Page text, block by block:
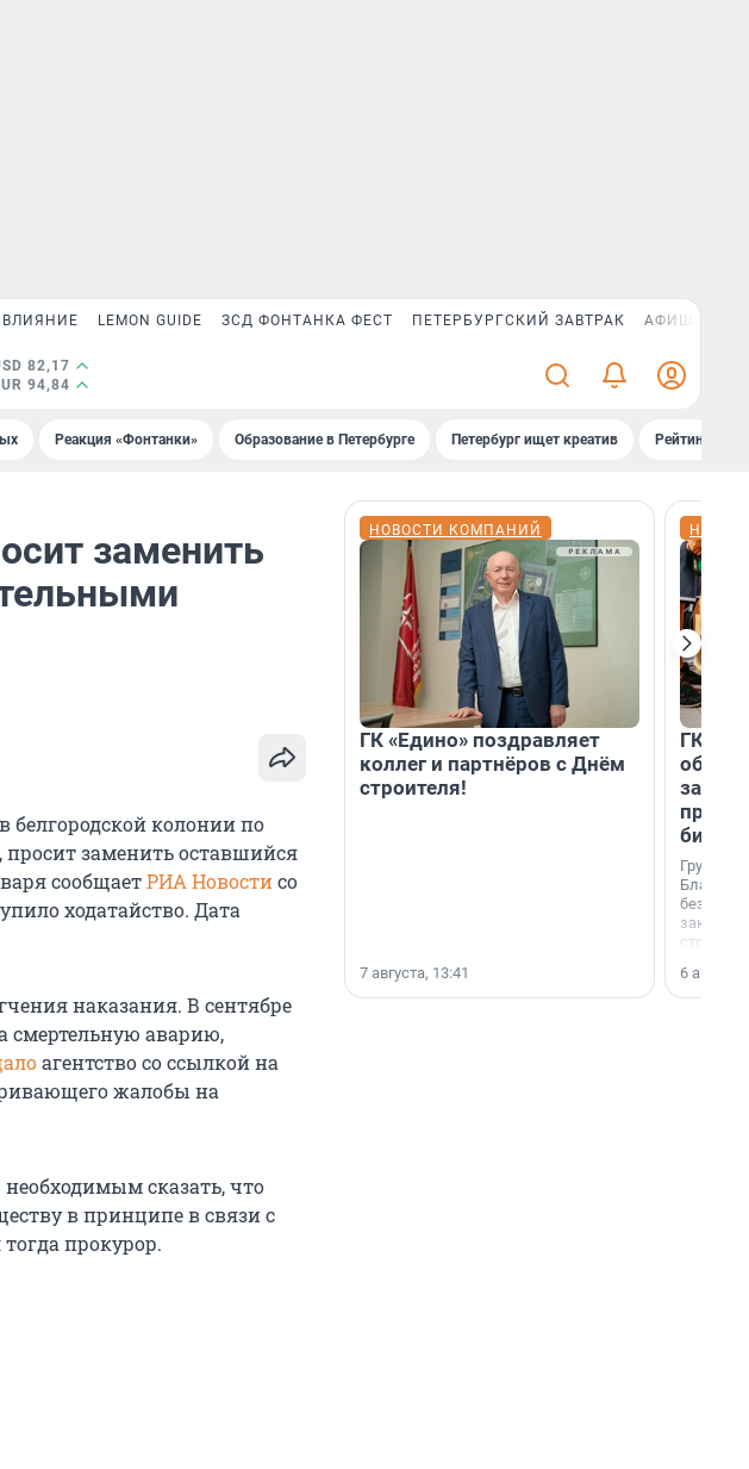
LEMON GUIDE ЗСД ФОНТАНКА ФЕСТ ПЕТЕРБУРГСКИЙ ЗАВТРАК АФИША PLUS
82,17
94,84
Реакция «Фонтанки» Образование в Петербурге Петербург ищет креатив Рейтинги
заменить
белгородской колонии по
заменить оставшийся
сообщаетРИА Новостисо
ходатайство. Дата
наказания. В сентябре
смертельную аварию,
агентство со ссылкой на
жалобы на
сказать, что
в принципе в связи с
прокурор.
НОВОСТИ КОМПАНИЙ
ГК «Едино» поздравляет
коллег и партнёров с Днём
строителя!
7 августа, 13:41
ГК
Группа
6